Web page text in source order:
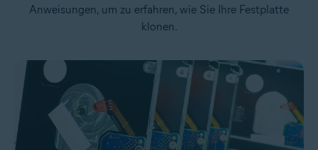
Anweisungen, um zu erfahren, wie Sie Ihre Festplatte
klonen.